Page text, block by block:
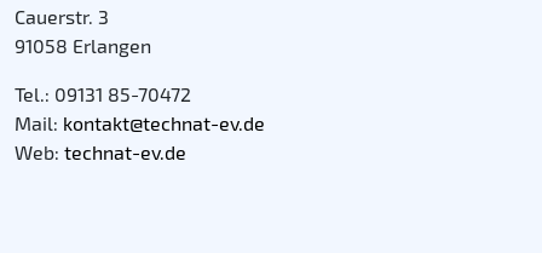
Cauerstr. 3
91058 Erlangen
Tel.: 09131 85-70472
Mail: kontakt@technat-ev.de
Web: technat-ev.de